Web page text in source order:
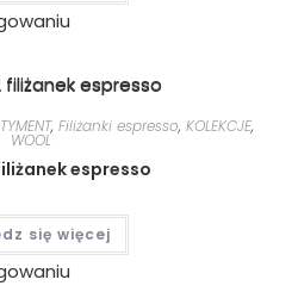
, Filiżanki espresso, KOLEKCJE,
WOOL
espresso
się więcej